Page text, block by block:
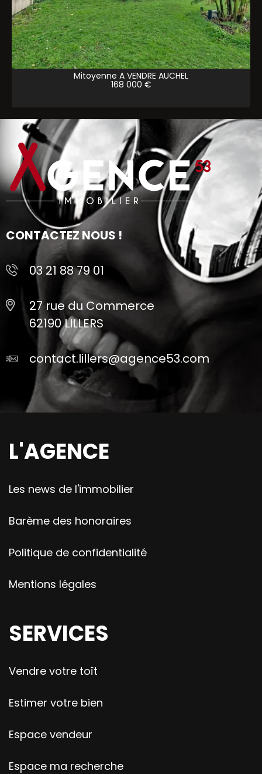
Mitoyenne A VENDRE AUCHEL
168 000 €
CONTACTEZ NOUS !
03 21 88 79 01
27 rue du Commerce
62190 LILLERS
contact.lillers@agence53.com
L'AGENCE
Les news de l'immobilier
Barème des honoraires
Politique de confidentialité
Mentions légales
SERVICES
Vendre votre toît
Estimer votre bien
Espace vendeur
Espace ma recherche